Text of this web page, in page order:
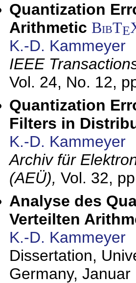
Quantization
Arithmetic BibTE
K.-D. Kammeyer
IEEE
Vol. 24, No. 12,
Quantization
Filters in
K.-D. Kammeyer
Archiv für
(AEÜ), Vol. 32,
Analyse des
Verteilten
K.-D. Kammeyer
Dissertation,
Germany, Januar